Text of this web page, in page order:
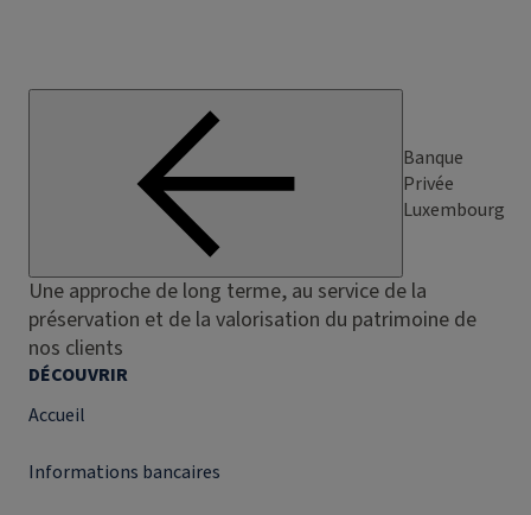
Banque
Privée
Luxembourg
Une approche de long terme, au service de la
préservation et de la valorisation du patrimoine de
nos clients
DÉCOUVRIR
Accueil
Informations bancaires